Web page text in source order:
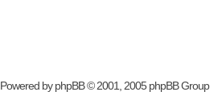
Powered byphpBB© 2001, 2005 phpBB Group